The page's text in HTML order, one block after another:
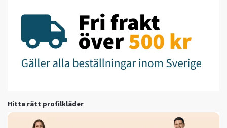
Hitta rätt profilkläder